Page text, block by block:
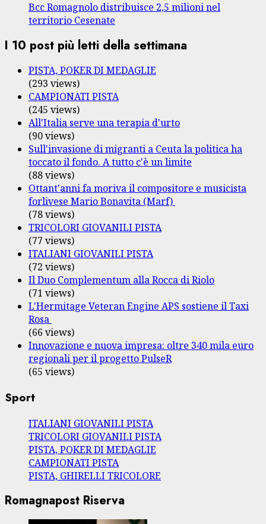
Bcc Romagnolo distribuisce 2,5 milioni nel
territorio Cesenate
I 10 post più letti della settimana
PISTA, POKER DI MEDAGLIE
(293 views)
CAMPIONATI PISTA
(245 views)
All'Italia serve una terapia d'urto
(90 views)
Sull'invasione di migranti a Ceuta la politica ha
toccato il fondo. A tutto c'è un limite
(88 views)
Ottant'anni fa moriva il compositore e musicista
forlivese Mario Bonavita (Marf)
(78 views)
TRICOLORI GIOVANILI PISTA
(77 views)
ITALIANI GIOVANILI PISTA
(72 views)
Il Duo Complementum alla Rocca di Riolo
(71 views)
L'Hermitage Veteran Engine APS sostiene il Taxi
Rosa
(66 views)
Innovazione e nuova impresa: oltre 340 mila euro
regionali per il progetto PulseR
(65 views)
Sport
ITALIANI GIOVANILI PISTA
TRICOLORI GIOVANILI PISTA
PISTA, POKER DI MEDAGLIE
CAMPIONATI PISTA
PISTA, GHIRELLI TRICOLORE
Romagnapost Riserva